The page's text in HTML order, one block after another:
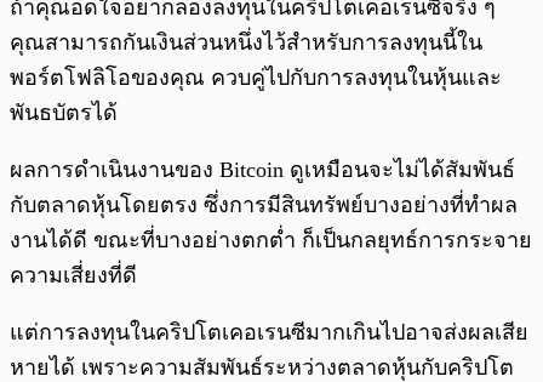
ถ้าคุณอดใจอยากลองลงทุนในคริปโตเคอเรนซีจริง ๆ
คุณสามารถกันเงินส่วนหนึ่งไว้สำหรับการลงทุนนี้ใน
พอร์ตโฟลิโอของคุณ ควบคู่ไปกับการลงทุนในหุ้นและ
พันธบัตรได้
ผลการดำเนินงานของ Bitcoin ดูเหมือนจะไม่ได้สัมพันธ์
กับตลาดหุ้นโดยตรง ซึ่งการมีสินทรัพย์บางอย่างที่ทำผล
งานได้ดี ขณะที่บางอย่างตกต่ำ ก็เป็นกลยุทธ์การกระจาย
ความเสี่ยงที่ดี
แต่การลงทุนในคริปโตเคอเรนซีมากเกินไปอาจส่งผลเสีย
หายได้ เพราะความสัมพันธ์ระหว่างตลาดหุ้นกับคริปโต